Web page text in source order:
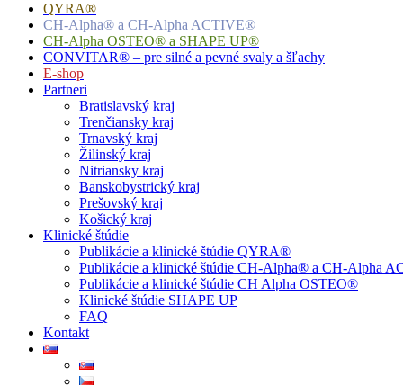
QYRA®
CH-Alpha® a CH-Alpha ACTIVE®
CH-Alpha OSTEO® a SHAPE UP®
CONVITAR® – pre silné a pevné svaly a šľachy
E-shop
Partneri
Bratislavský kraj
Trenčiansky kraj
Trnavský kraj
Žilinský kraj
Nitriansky kraj
Banskobystrický kraj
Prešovský kraj
Košický kraj
Klinické štúdie
Publikácie a klinické štúdie QYRA®
Publikácie a klinické štúdie CH-Alpha® a CH-Alpha
Publikácie a klinické štúdie CH Alpha OSTEO®
Klinické štúdie SHAPE UP
FAQ
Kontakt